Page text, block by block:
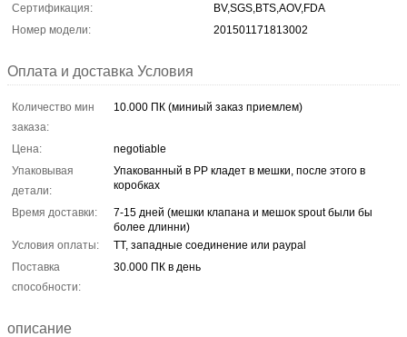
Сертификация:
BV,SGS,BTS,AOV,FDA
Номер модели:
201501171813002
Оплата и доставка Условия
Количество мин
заказа:
10.000 ПК (миниый заказ приемлем)
Цена:
negotiable
Упаковывая
детали:
Упакованный в PP кладет в мешки, после этого в
коробках
Время доставки:
7-15 дней (мешки клапана и мешок spout были бы
более длинни)
Условия оплаты:
TT, западные соединение или paypal
Поставка
способности:
30.000 ПК в день
описание